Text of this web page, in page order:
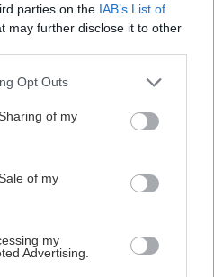
parties on the IAB’s List of
may further disclose it to other
uses one or more Google
behaviour. You may click to
and its third-party tags to
purposes in below Google
Opt Outs
of my
of my
my
Advertising.